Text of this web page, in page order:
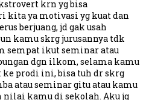
krn yg bisa
kita ya motivasi yg kuat dan
berjuang, jd gak usah
kamu skrg jurusannya tdk
sempat ikut seminar atau
dgn ilkom, selama kamu
prodi ini, bisa tuh dr skrg
atau seminar gitu atau kamu
nilai kamu di sekolah. Aku jg